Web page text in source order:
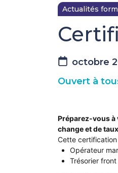
Actualités
octobre
Ouvert à
Préparez-vous à
change et de
Cette
Opérateur
Trésorier